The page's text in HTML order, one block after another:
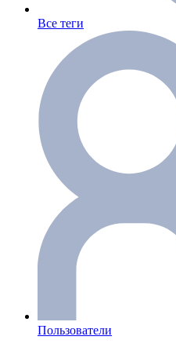
Все теги
Пользователи